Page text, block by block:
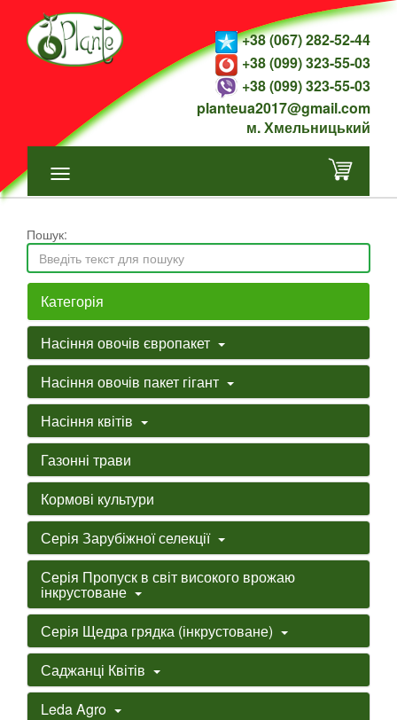
+38 (067) 282-52-44
+38 (099) 323-55-03
+38 (099) 323-55-03
planteua2017@gmail.com
м. Хмельницький
Пошук:
Категорія
Насіння овочів європакет
Насіння овочів пакет гігант
Насіння квітів
Газонні трави
Кормові культури
Серія Зарубіжної селекції
Серія Пропуск в світ високого врожаю
інкрустоване
Серія Щедра грядка (інкрустоване)
Саджанці Квітів
Leda Agro